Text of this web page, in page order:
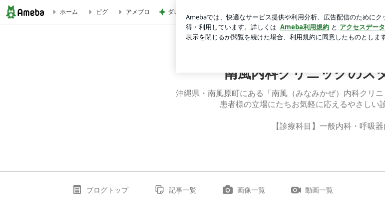
ホーム ピグ アメブロ ダレない生地のためのバター選びの発見
南風内科クリニックのス
沖縄県・南風原町にある「南風（みなみかぜ）内科クリニ
患者様の立場にたちお気軽に応えるやさしい
【診療科目】一般内科・呼吸
ブログトップ 記事一覧 画像一覧 動画一覧